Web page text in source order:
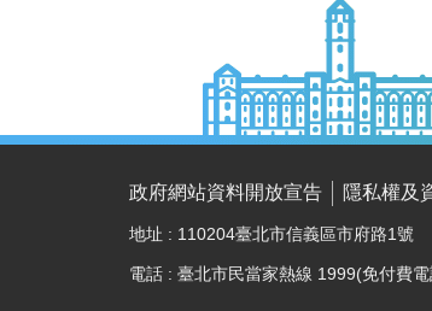
政府網站資料開放宣告 隱私權及
地址 : 110204臺北市信義區市府路1號
電話 : 臺北市民當家熱線 1999(免付費